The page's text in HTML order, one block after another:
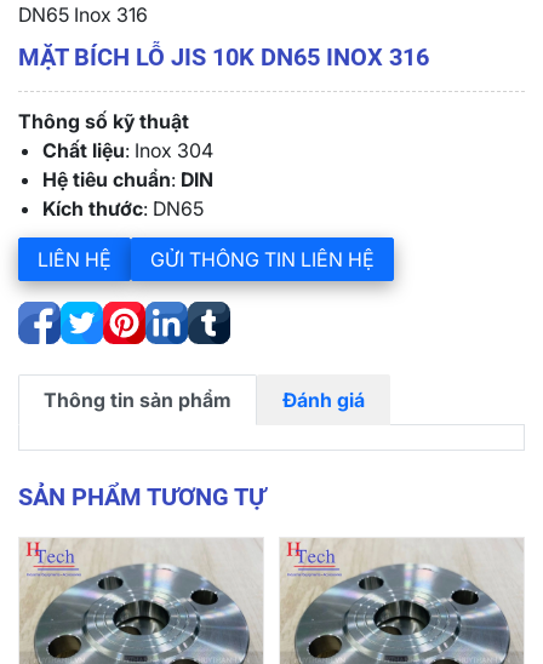
DN65 Inox 316
MẶT BÍCH LỖ JIS 10K DN65 INOX 316
Thông số kỹ thuật
Chất liệu: Inox 304
Hệ tiêu chuẩn: DIN
Kích thước: DN65
LIÊN HỆ GỬI THÔNG TIN LIÊN HỆ
Thông tin sản phẩm Đánh giá
SẢN PHẨM TƯƠNG TỰ